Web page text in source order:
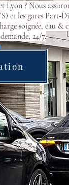
Lyon ? Nous
et les gares
soignée, eau &
24/7.